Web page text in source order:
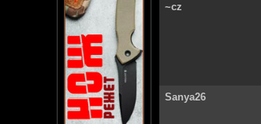
~cz
Sanya26